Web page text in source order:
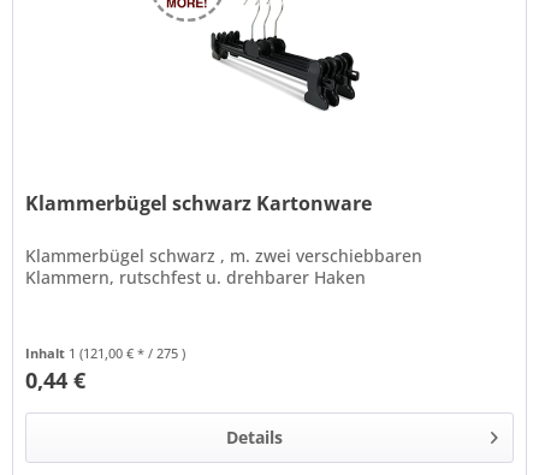
Klammerbügel schwarz Kartonware
Klammerbügel schwarz , m. zwei verschiebbaren
Klammern, rutschfest u. drehbarer Haken
Inhalt 1(121,00 € * / 275 )
0,44 €
Details